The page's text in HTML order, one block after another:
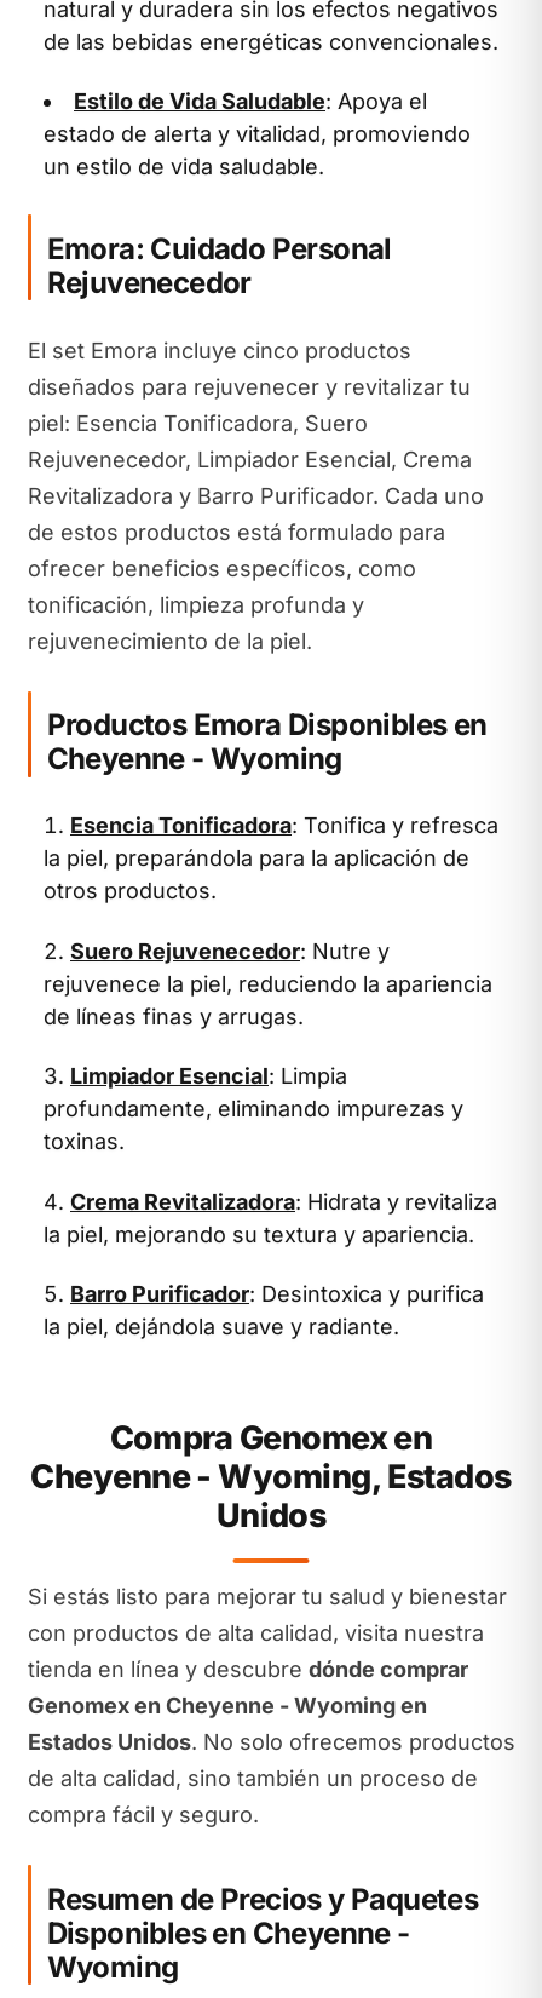
natural y duradera sin los efectos negativos
de las bebidas energéticas convencionales.
Estilo de Vida Saludable: Apoya el
estado de alerta y vitalidad, promoviendo
un estilo de vida saludable.
Emora: Cuidado Personal
Rejuvenecedor
El set Emora incluye cinco productos
diseñados para rejuvenecer y revitalizar tu
piel: Esencia Tonificadora, Suero
Rejuvenecedor, Limpiador Esencial, Crema
Revitalizadora y Barro Purificador. Cada uno
de estos productos está formulado para
ofrecer beneficios específicos, como
tonificación, limpieza profunda y
rejuvenecimiento de la piel.
Productos Emora Disponibles en
Cheyenne - Wyoming
Esencia Tonificadora: Tonifica y refresca
la piel, preparándola para la aplicación de
otros productos.
Suero Rejuvenecedor: Nutre y
rejuvenece la piel, reduciendo la apariencia
de líneas finas y arrugas.
Limpiador Esencial: Limpia
profundamente, eliminando impurezas y
toxinas.
Crema Revitalizadora: Hidrata y revitaliza
la piel, mejorando su textura y apariencia.
Barro Purificador: Desintoxica y purifica
la piel, dejándola suave y radiante.
Compra Genomex en
Cheyenne - Wyoming, Estados
Unidos
Si estás listo para mejorar tu salud y bienestar
con productos de alta calidad, visita nuestra
tienda en línea y descubre dónde comprar
Genomex en Cheyenne - Wyoming en
Estados Unidos. No solo ofrecemos productos
de alta calidad, sino también un proceso de
compra fácil y seguro.
Resumen de Precios y Paquetes
Disponibles en Cheyenne -
Wyoming